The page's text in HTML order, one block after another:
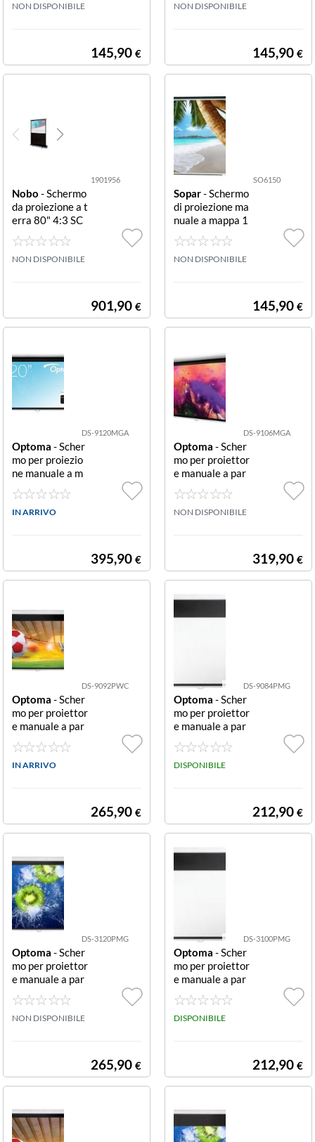
60X90
NON DISPONIBILE
145,90 €
60X120
NON DISPONIBILE
145,90 €
1901956
Nobo - Schermo
da proiezione a t
erra 80" 4:3 SC
HERMO DA TE
RRA 80 120 X 1
60 CM
NON DISPONIBILE
901,90 €
SO6150
Sopar- Schermo
di proiezione ma
nuale a mappa 1
55x155 cm 1:1
MAP SCREEN 1
55X155
NON DISPONIBILE
145,90 €
DS-9120MGA
Optoma - Scher
mo per proiezio
ne manuale a m
olla 16:9 275x1
83 cm DS-9120
MGA
IN ARRIVO
395,90 €
DS-9106MGA
Optoma - Scher
mo per proiettor
e manuale a par
ete/soffitto 16:
9 234x132 cm
ML MGA MOLL
NON DISPONIBILE
319,90 €
DS-9092PWC
Optoma - Scher
mo per proiettor
e manuale a par
ete/soffitto 16:
9 203x115 cm
Bianco Involucr
IN ARRIVO
265,90 €
DS-9084PMG
Optoma - Scher
mo per proiettor
e manuale a par
ete/soffitto 16:
9 186x105 cm
DISPONIBILE
212,90 €
DS-3120PMG
Optoma - Scher
mo per proiettor
e manuale a par
ete/soffitto 4:3
234x176 cm M
L PMG MOLLA
NON DISPONIBILE
265,90 €
DS-3100PMG
Optoma - Scher
mo per proiettor
e manuale a par
ete/soffitto 4:3
203x152 cm
DISPONIBILE
212,90 €